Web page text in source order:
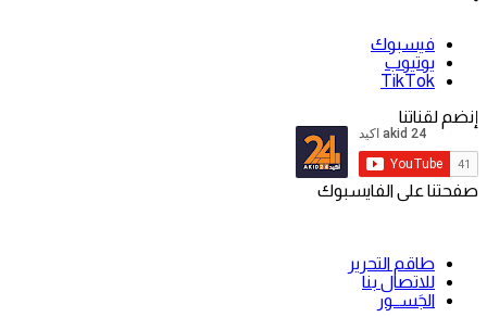
فيسبوك
يوتيوب
‫TikTok
إنضم لقناتنا
صفحتنا على الفايسبوك
طاقم التحرير
للاتصال بنا
الجَســور